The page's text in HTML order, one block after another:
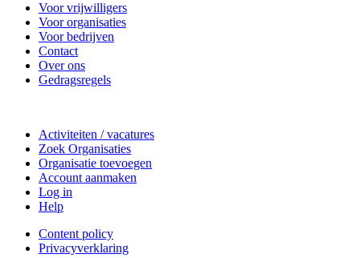
Voor vrijwilligers
Voor organisaties
Voor bedrijven
Contact
Over ons
Gedragsregels
Activiteiten / vacatures
Zoek Organisaties
Organisatie toevoegen
Account aanmaken
Log in
Help
Content policy
Privacyverklaring